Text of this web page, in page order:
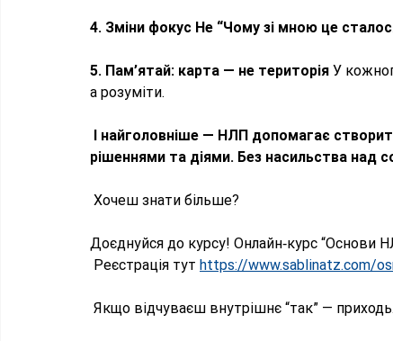
4. Зміни фокус Не “Чому зі мною це
5. Пам’ятай: карта — не територія У
а розуміти.
І найголовніше — НЛП допомагає
рішеннями та діями. Без насильства над
Хочеш знати більше?
Доєднуйся до курсу! Онлайн‑курс “Основи
Реєстрація тут https://www.sablinatz.com/
Якщо відчуваєш внутрішнє “так” —